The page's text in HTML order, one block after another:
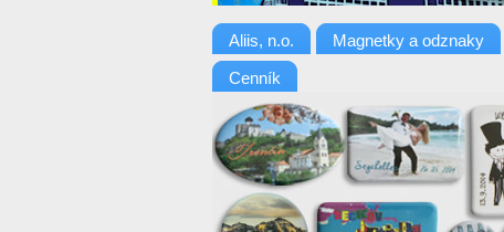
Aliis, n.o. Magnetky a odznaky
Cenník